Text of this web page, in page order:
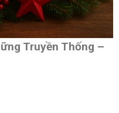
Truyền Thống –